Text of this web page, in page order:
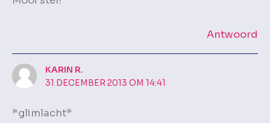
Antwoord
KARIN R.
31 DECEMBER 2013 OM 14:41
*glimlacht*